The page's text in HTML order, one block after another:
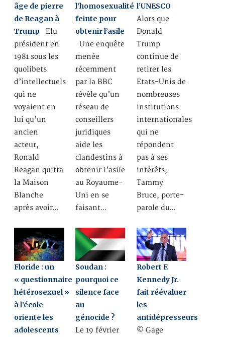
âge de pierre
de Reagan à
Trump Elu
président en
1981 sous les
quolibets
d’intellectuels
qui ne
voyaient en
lui qu’un
ancien
acteur,
Ronald
Reagan quitta
la Maison
Blanche
après avoir…
l’homosexualité
feinte pour
obtenir l’asile
Une enquête
menée
récemment
par la BBC
révèle qu’un
réseau de
conseillers
juridiques
aide les
clandestins à
obtenir l’asile
au Royaume-
Uni en se
faisant…
l’UNESCO
Alors que
Donald
Trump
continue de
retirer les
Etats-Unis de
nombreuses
institutions
internationales
qui ne
répondent
pas à ses
intérêts,
Tammy
Bruce, porte-
parole du…
Floride : un
« questionnaire
hétérosexuel »
à l’école
oriente les
adolescents
Soudan :
pourquoi ce
silence face
au
génocide ?
Le 19 février
Robert F.
Kennedy Jr.
fait réévaluer
les
antidépresseurs
© Gage